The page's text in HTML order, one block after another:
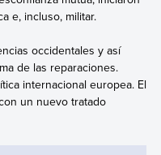
e, incluso, militar.
occidentales y así
de las reparaciones.
internacional europea. El
un nuevo tratado